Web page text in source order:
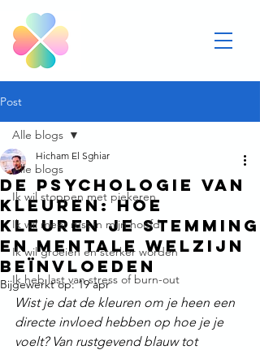
Post
Alle blogs
Ik wil stoppen met piekeren
Ik wil meer rust in mijn hoofd
Ik wil groeien en sterker worden
Ik heb last van stress of burn-out
Alle blogs
De psychologie van
kleuren: Hoe
kleuren je stemming
en mentale welzijn
beïnvloeden
Hicham El Sghiar
Bijgewerkt op:19 apr
Wist je dat de kleuren om je heen een
directe invloed hebben op hoe je je
voelt? Van rustgevend blauw tot